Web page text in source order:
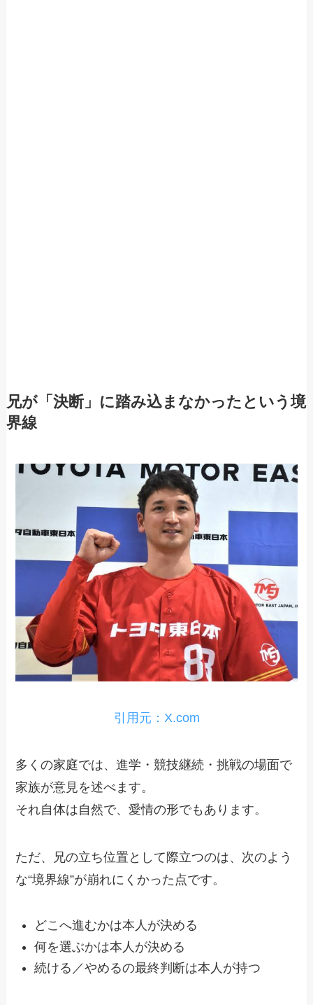
兄が「決断」に踏み込まなかったという境
界線
引用元：X.com
多くの家庭では、進学・競技継続・挑戦の場面で
家族が意見を述べます。
それ自体は自然で、愛情の形でもあります。
ただ、兄の立ち位置として際立つのは、次のよう
な“境界線”が崩れにくかった点です。
どこへ進むかは本人が決める
何を選ぶかは本人が決める
続ける／やめるの最終判断は本人が持つ